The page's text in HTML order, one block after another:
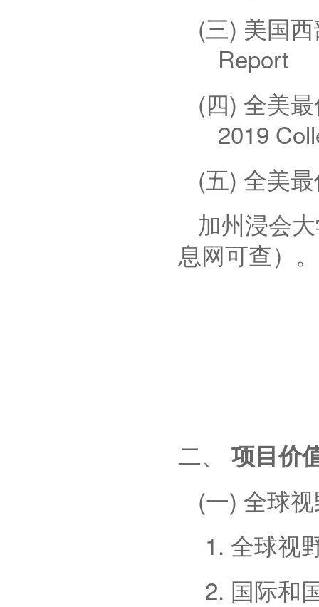
(三) 美国
Report
(四) 全美
2019
(五) 全美
加州浸会
息网可查）。
二、 项目价
(一) 全球
1. 全球视
2. 国际和